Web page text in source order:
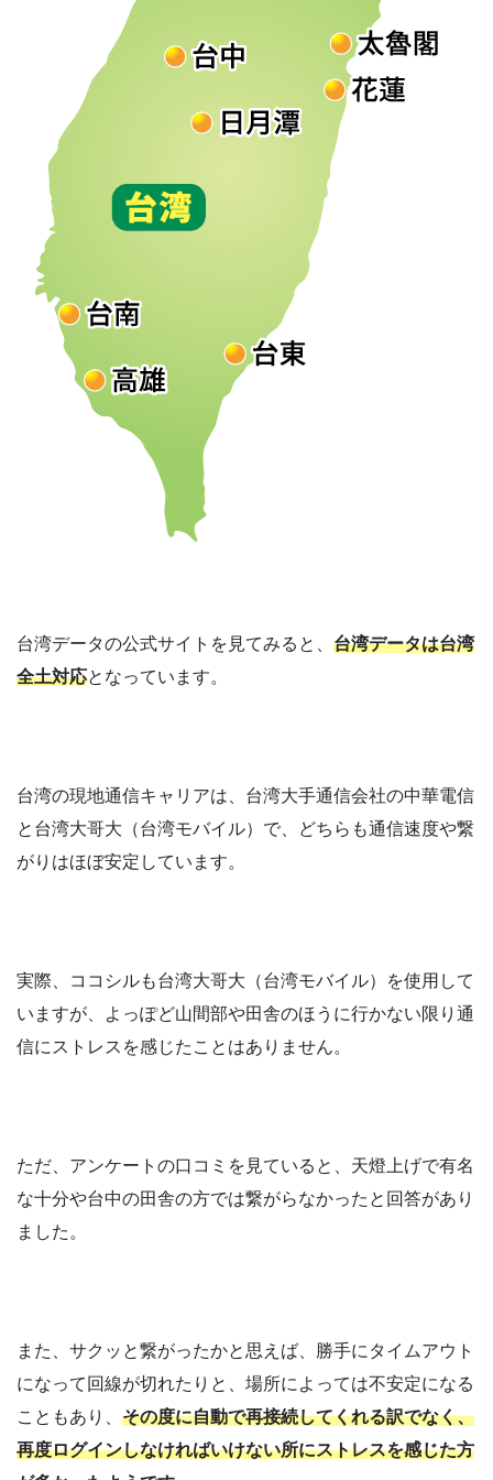
台湾データの公式サイトを見てみると、 台湾データは台湾
全土対応となっています。
台湾の現地通信キャリアは、台湾大手通信会社の中華電信
と台湾大哥大（台湾モバイル）で、どちらも通信速度や繋
がりはほぼ安定しています。
実際、ココシルも台湾大哥大（台湾モバイル）を使用して
いますが、よっぽど山間部や田舎のほうに行かない限り通
信にストレスを感じたことはありません。
ただ、アンケートの口コミを見ていると、天燈上げで有名
な十分や台中の田舎の方では繋がらなかったと回答があり
ました。
また、サクッと繋がったかと思えば、勝手にタイムアウト
になって回線が切れたりと、場所によっては不安定になる
こともあり、 その度に自動で再接続してくれる訳でなく、
再度ログインしなければいけない所にストレスを感じた方